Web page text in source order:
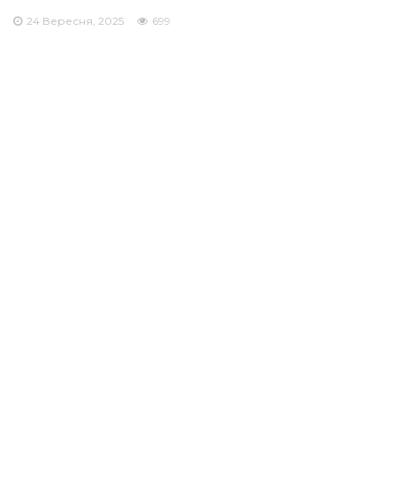
24 Вересня, 2025 699